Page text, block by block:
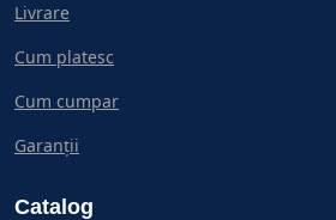
Livrare
Cum platesc
Cum cumpar
Garanții
Catalog